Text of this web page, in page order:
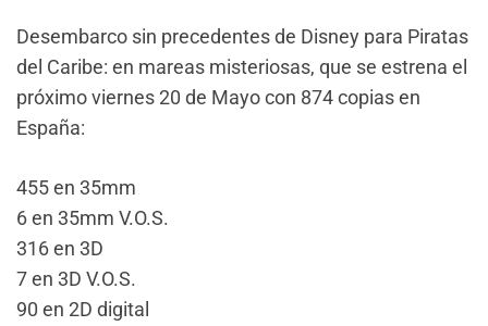
Desembarco sin precedentes de Disney para Piratas
del Caribe: en mareas misteriosas, que se estrena el
próximo viernes 20 de Mayo con 874 copias en
España:
455 en 35mm
6 en 35mm V.O.S.
316 en 3D
7 en 3D V.O.S.
90 en 2D digital